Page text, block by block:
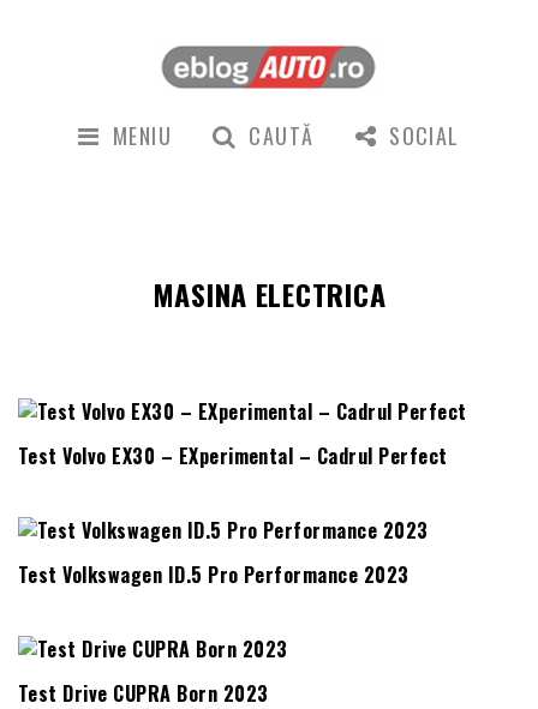
MENIU CAUTĂ SOCIAL
MASINA ELECTRICA
Test Volvo EX30 – EXperimental – Cadrul Perfect
Test Volkswagen ID.5 Pro Performance 2023
Test Drive CUPRA Born 2023